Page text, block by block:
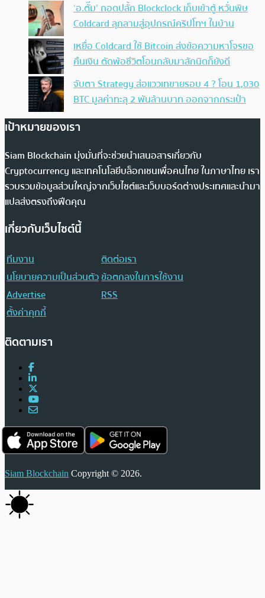
‘อ.ตั๊ม’ ถอดปลั้ก Blockclock เก็บเข้าตู้ หวั่นพิษ
Coldcard ลุกลามสู่อุปกรณ์คริปโทฯ ในบ้าน
เหยื่อ Coldcard ใช้ Bitcoin ส่งข้อความหาโจรขอ
คืนเงิน ตัดพ้อชีวิตโอนกลับมาสักนิดก็ยังดี
จับตา Strategy ส่อแววเทขายรอบ 4 ? โอน 1,030
BTC มูลค่าทะลุ 2 พันล้านบาท ออกจากกระเป๋า
เป้าหมายของเรา
Siam Blockchain มุ่งมั่นที่จะช่วยนำเสนอสารเกี่ยวกับ
Cryptocurrency และเทคโนโลยีบล็อกเชนเพื่อคนไทย ในภาษาไทย เรา
รวบรวมข้อมูลส่วนใหญ่จากเว็บไซต์และเว็บบอร์ดต่างประเทศและนำมา
แปลส่งตรงถึงฟีดคุณ
เกี่ยวกับเว็บไซต์นี้
ทีมงาน
ติดต่อเรา
นโยบายความเป็นส่วนตัวข้อตกลงในการใช้งาน
Advertise
RSS
ตั้งค่าคุกกี้
ติดตามเรา
Siam Blockchain Copyright © 2026.